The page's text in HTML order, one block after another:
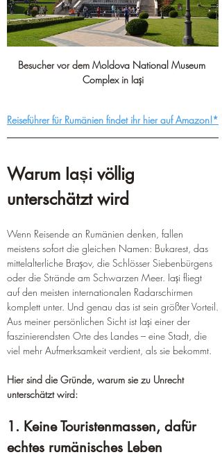
Besucher vor dem Moldova National Museum
Complex in Iași
Reiseführer für Rumänien findet ihr hier auf Amazon!*
Warum Iași völlig
unterschätzt wird
Wenn Reisende an Rumänien denken, fallen
meistens sofort die gleichen Namen: Bukarest, das
mittelalterliche Brașov, die Schlösser Siebenbürgens
oder die Strände am Schwarzen Meer. Iași fliegt
auf den meisten internationalen Radarschirmen
komplett unter. Und genau das ist sein größter Vorteil.
Aus meiner persönlichen Sicht ist Iași einer der
faszinierendsten Orte des Landes – eine Stadt, die
viel mehr Aufmerksamkeit verdient, als sie bekommt.
Hier sind die Gründe, warum sie zu Unrecht
unterschätzt wird:
1. Keine Touristenmassen, dafür
echtes rumänisches Leben